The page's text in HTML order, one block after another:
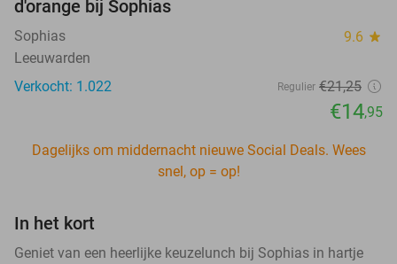
d'orange bij Sophias
Sophias 9.6 star
Leeuwarden
Verkocht: 1.022
Regulier €21,25
€14,95
Dagelijks om middernacht nieuwe Social Deals. Wees
snel, op = op!
In het kort
Geniet van een heerlijke keuzelunch bij Sophias in hartje